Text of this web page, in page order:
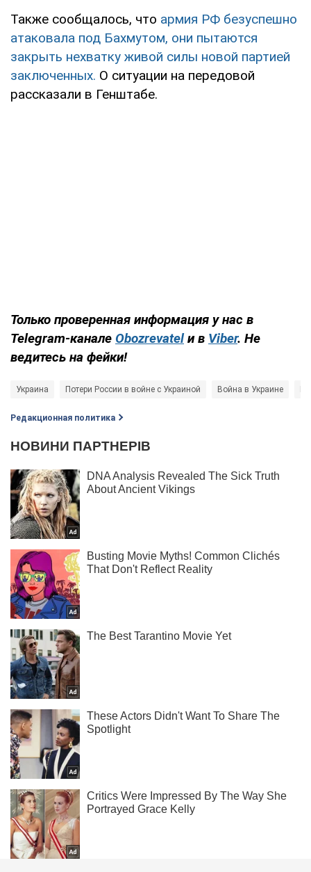
Также сообщалось, что армия РФ безуспешно
атаковала под Бахмутом, они пытаются
закрыть нехватку живой силы новой партией
заключенных. О ситуации на передовой
рассказали в Генштабе.
Только проверенная информация у нас в
Telegram-канале Obozrevatelи в Viber. Не
ведитесь на фейки!​​​​​​​
Украина Потери России в войне с Украиной Война в Украине
Редакционная политика